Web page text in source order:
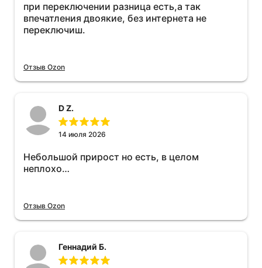
при переключении разница есть,а так
впечатления двоякие, без интернета не
переключиш.
Отзыв Ozon
D Z.
14 июля 2026
Небольшой прирост но есть, в целом
неплохо…
Отзыв Ozon
Геннадий Б.